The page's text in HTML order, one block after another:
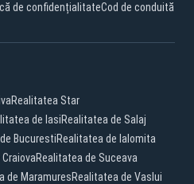
de confidențialitateCod de conduită
Realitatea Star
de IasiRealitatea de Salaj
BucurestiRealitatea de Ialomita
Realitatea de Suceava
de MaramuresRealitatea de Vaslui